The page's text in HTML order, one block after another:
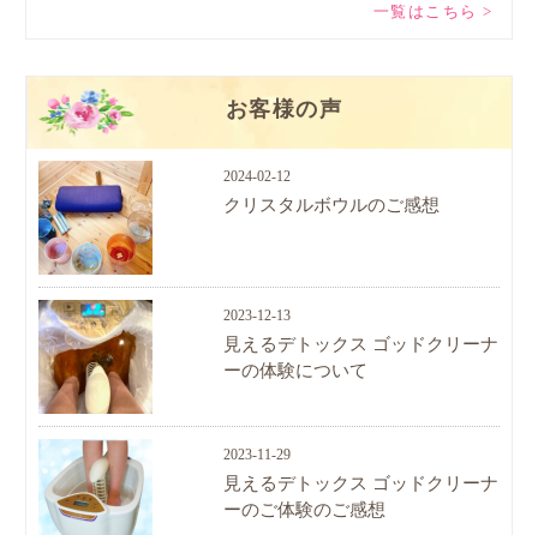
一覧はこちら >
お客様の声
2024-02-12
クリスタルボウルのご感想
2023-12-13
見えるデトックス ゴッドクリーナ
ーの体験について
2023-11-29
見えるデトックス ゴッドクリーナ
ーのご体験のご感想